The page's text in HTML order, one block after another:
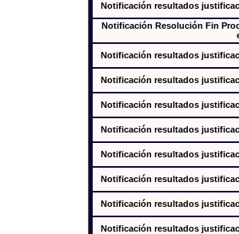
Notificación resultados
Notificación Resolución Fin
Notificación resultados
Notificación resultados
Notificación resultados
Notificación resultados
Notificación resultados
Notificación resultados
Notificación resultados
Notificación resultados